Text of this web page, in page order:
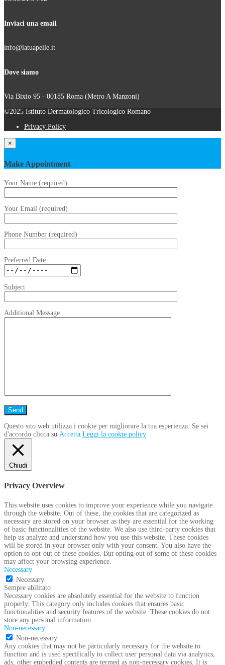
Inviaci una email
info@latuapelle.it
Dove siamo
Via Bixio 95 - 00185 Roma (Metro A Manzoni)
©2025 Istituto Dermatologico Tricologico Romano
Privacy Policy
×
Make Appointment
Your Name (required)
Your Email (required)
Phone Number (required)
Preferred Date
Subject
Additional Message
Questo sito web utilizza i cookie per migliorare la tua esperienza. Se sei
d'accordo clicca su Accetta Leggi la cookie policy
Chiudi
Privacy Overview
This website uses cookies to improve your experience while you navigate
through the website. Out of these, the cookies that are categorized as
necessary are stored on your browser as they are essential for the working
of basic functionalities of the website. We also use third-party cookies that
help us analyze and understand how you use this website. These cookies
will be stored in your browser only with your consent. You also have the
option to opt-out of these cookies. But opting out of some of these cookies
may affect your browsing experience.
Necessary
Necessary
Sempre abilitato
Necessary cookies are absolutely essential for the website to function
properly. This category only includes cookies that ensures basic
functionalities and security features of the website. These cookies do not
store any personal information.
Non-necessary
Non-necessary
Any cookies that may not be particularly necessary for the website to
function and is used specifically to collect user personal data via analytics,
ads, other embedded contents are termed as non-necessary cookies. It is